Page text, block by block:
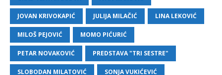
JOVAN KRIVOKAPIĆ JULIJA MILAČIĆ LINA LEKOVIĆ
MILOŠ PEJOVIĆ MOMO PIĆURIĆ
PETAR NOVAKOVIĆ PREDSTAVA "TRI SESTRE"
SLOBODAN MILATOVIĆ SONJA VUKIĆEVIĆ